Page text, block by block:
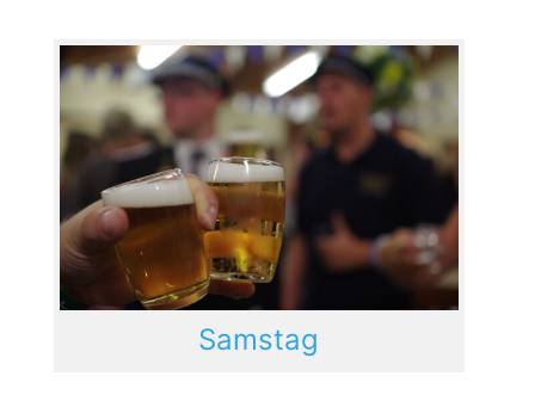
Haftungsausschluss
Samstag